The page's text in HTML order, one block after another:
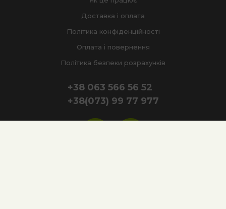
Доставка і оплата
Політика конфіденційності
Оплата і повернення
Політика безпеки розрахунків
+38 063 566 56 52
+38(073) 99 77 977